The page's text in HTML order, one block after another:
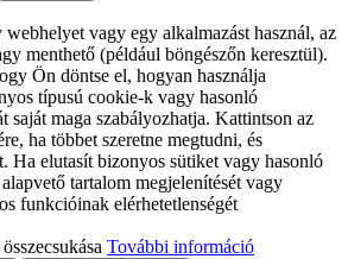
vagy egy alkalmazást használ, az
menthető (például böngészőn keresztül).
Ön döntse el, hogyan használja
típusú cookie-k vagy hasonló
saját maga szabályozhatja. Kattintson az
ha többet szeretne megtudni, és
Ha elutasít bizonyos sütiket vagy hasonló
tartalom megjelenítését vagy
funkcióinak elérhetetlenségét
További információ